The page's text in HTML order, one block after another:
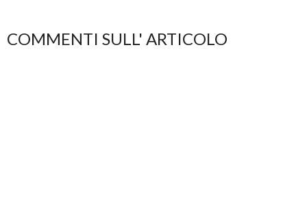
COMMENTI SULL' ARTICOLO